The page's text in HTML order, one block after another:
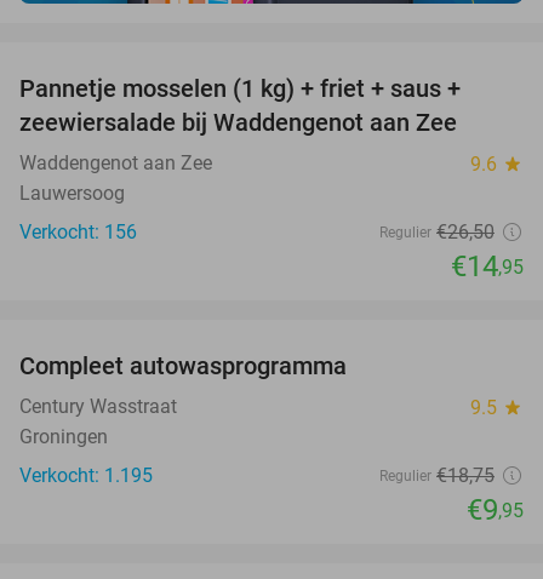
Pannetje mosselen (1 kg) + friet + saus +
zeewiersalade bij Waddengenot aan Zee
Waddengenot aan Zee 9.6 star
Lauwersoog
Verkocht: 156
Regulier €26,50
€14,95
Compleet autowasprogramma
Century Wasstraat 9.5 star
Groningen
Verkocht: 1.195
Regulier €18,75
€9,95